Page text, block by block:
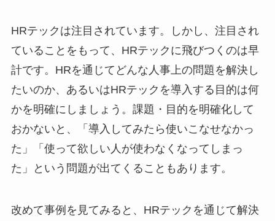
HRテックは注目されています。しかし、注目され
ていることをもって、HRテックに飛びつくのは早
計です。HRを通じてどんな人事上の問題を解決し
たいのか、あるいはHRテックを導入する目的は何
かを明確にしましょう。課題・目的を明確化して
おかないと、「導入してみたら使いこなせなかっ
た」「使って欲しい人が使わなくなってしまっ
た」という問題が出てくることもあります。
改めて事例を見てみると、HRテックを通じて解決